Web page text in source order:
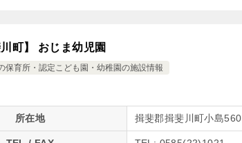
川町】 おじま幼児園
保育所・認定こども園・幼稚園の施設情報
所在地 揖斐郡揖斐川町小島560